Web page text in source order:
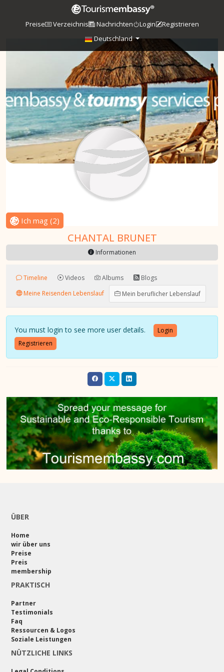
Preise Verzeichnis Nachrichten Login
Registrieren
Deutschland
Ich mag (2)
CHANTAL BRUNET
Informationen
Timeline Videos Albums
Blogs
Meine Reisenden Lebenslauf
Mein beruflicher Lebenslauf
You must login to see more user details.
Login
Registrieren
ÜBER
Home
wir über uns
Preise
Preis
membership
PRAKTISCH
Partner
Testimonials
Faq
Ressourcen & Logos
Soziale Leistungen
NÜTZLICHE LINKS